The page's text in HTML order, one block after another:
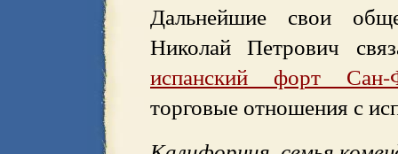
Дальнейшие свои
Николай Петрович
испанский форт Сан-
торговые отношения с